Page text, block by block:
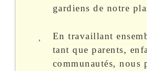
gardiens de notre
En travaillant
tant que parents,
communautés, nous